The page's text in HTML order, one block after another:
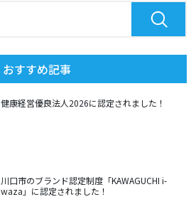
おすすめ記事
健康経営優良法人2026に認定されました！
川口市のブランド認定制度「KAWAGUCHI i-
waza」に認定されました！